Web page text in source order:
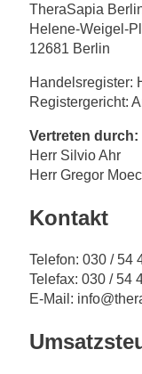
TheraSapia
Helene-Weigel-
12681 Berlin
Handelsregister:
Registergericht:
Vertreten durch:
Herr Silvio Ahr
Herr Gregor
Kontakt
Telefon: 030 / 54
Telefax: 030 / 54
E-Mail: